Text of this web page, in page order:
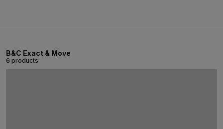
B&C Exact & Move
6 products